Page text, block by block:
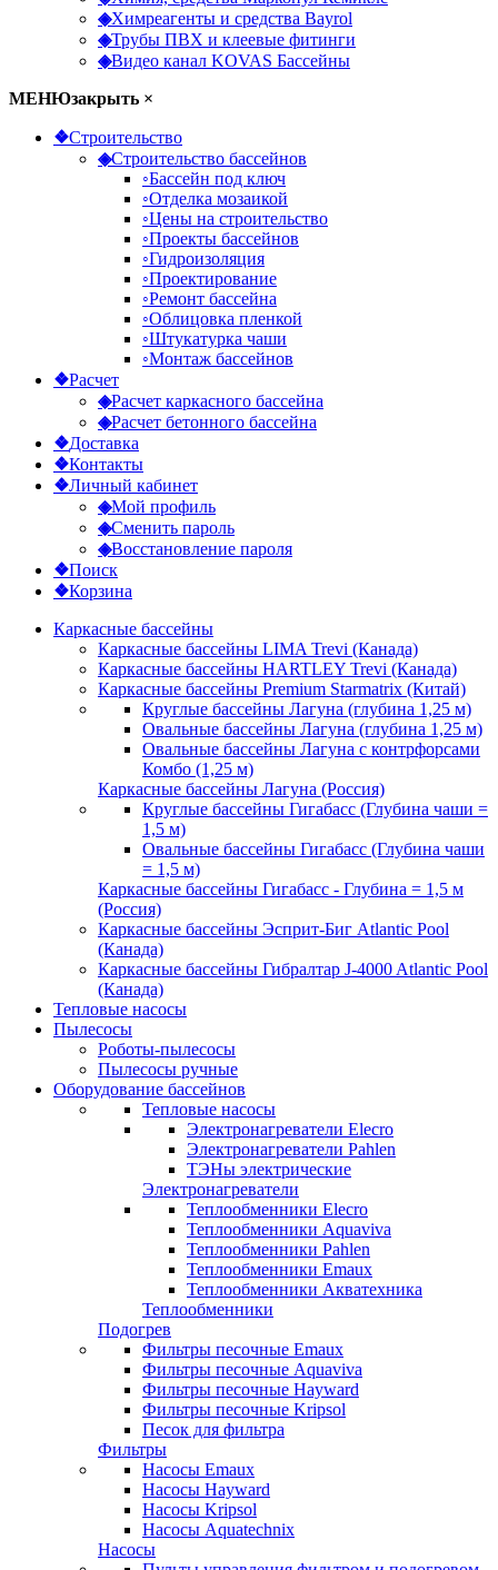
◈Химреагенты и средства Bayrol
◈Трубы ПВХ и клеевые фитинги
◈Видео канал KOVAS Бассейны
МЕНЮзакрыть ×
❖Строительство
◈Строительство бассейнов
◦Бассейн под ключ
◦Отделка мозаикой
◦Цены на строительство
◦Проекты бассейнов
◦Гидроизоляция
◦Проектирование
◦Ремонт бассейна
◦Облицовка пленкой
◦Штукатурка чаши
◦Монтаж бассейнов
❖Расчет
◈Расчет каркасного бассейна
◈Расчет бетонного бассейна
❖Доставка
❖Контакты
❖Личный кабинет
◈Мой профиль
◈Сменить пароль
◈Восстановление пароля
❖Поиск
❖Корзина
Каркасные бассейны
Каркасные бассейны LIMA Trevi (Канада)
Каркасные бассейны HARTLEY Trevi (Канада)
Каркасные бассейны Premium Starmatrix (Китай)
Круглые бассейны Лагуна (глубина 1,25 м)
Овальные бассейны Лагуна (глубина 1,25 м)
Овальные бассейны Лагуна с контрфорсами
Комбо (1,25 м)
Каркасные бассейны Лагуна (Россия)
Круглые бассейны Гигабасс (Глубина чаши =
1,5 м)
Овальные бассейны Гигабасс (Глубина чаши
= 1,5 м)
Каркасные бассейны Гигабасс - Глубина = 1,5 м
(Россия)
Каркасные бассейны Эсприт-Биг Atlantic Pool
(Канада)
Каркасные бассейны Гибралтар J-4000 Atlantic Pool
(Канада)
Тепловые насосы
Пылесосы
Роботы-пылесосы
Пылесосы ручные
Оборудование бассейнов
Тепловые насосы
Электронагреватели Elecro
Электронагреватели Pahlen
ТЭНы электрические
Электронагреватели
Теплообменники Elecro
Теплообменники Aquaviva
Теплообменники Pahlen
Теплообменники Emaux
Теплообменники Акватехника
Теплообменники
Подогрев
Фильтры песочные Emaux
Фильтры песочные Aquaviva
Фильтры песочные Hayward
Фильтры песочные Kripsol
Песок для фильтра
Фильтры
Насосы Emaux
Насосы Hayward
Насосы Kripsol
Насосы Aquatechnix
Насосы